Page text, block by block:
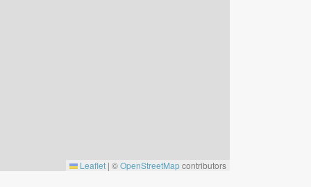
Leaflet | ©OpenStreetMapcontributors